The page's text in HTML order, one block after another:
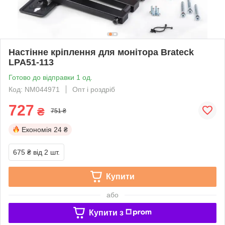
Настінне кріплення для монітора Brateck
LPA51-113
Готово до відправки 1 од.
Код: NM044971
Опт і роздріб
727 ₴ 751 ₴
Економія 24 ₴
675 ₴ від 2 шт.
Купити
або
Купити з